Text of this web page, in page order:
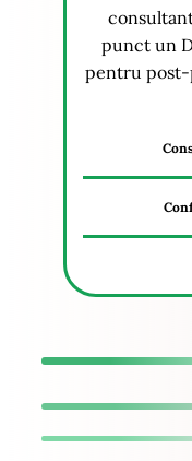
punct un
pentru post-